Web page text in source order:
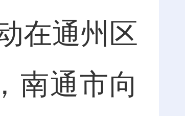
在通州区
南通市向